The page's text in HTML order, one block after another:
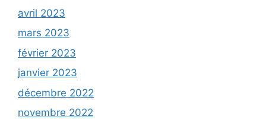
avril 2023
mars 2023
février 2023
janvier 2023
décembre 2022
novembre 2022